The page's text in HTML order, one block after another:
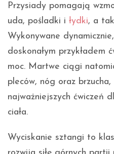
Przysiady pomagają
uda, pośladki i łydki, a
Wykonywane
doskonałym przykładem
moc. Martwe ciągi
pleców, nóg oraz
najważniejszych ćwiczeń
ciała.
Wyciskanie sztangi to